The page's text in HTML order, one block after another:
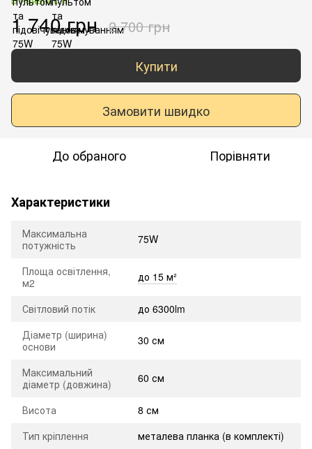
1 740 грн 2 700 грн
Купити
Замовити швидко
До обраного Порівняти
Характеристики
Максимальна
потужність
75W
Площа освітлення,
м2
до 15 м²
Світловий потік
до 6300lm
Діаметр (ширина)
основи
30 см
Максимальний
діаметр (довжина)
60 см
Висота
8 см
Тип кріплення
металева планка (в комплекті)